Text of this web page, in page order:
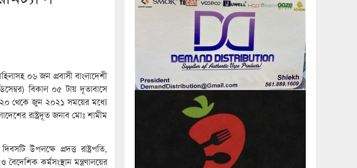
০৬ জন প্রবাসী বাংলাদেশী
বিকাল ০৫ টায় দূতাবাসে
থেকে জুন ২০২১ সময়ের মধ্যে
রাষ্ট্রদূত জনাব মোঃ শামীম
উপলক্ষে প্রদত্ত রাষ্ট্রপতি,
বৈদেশিক কর্মসংস্থান মন্ত্রণালয়ের